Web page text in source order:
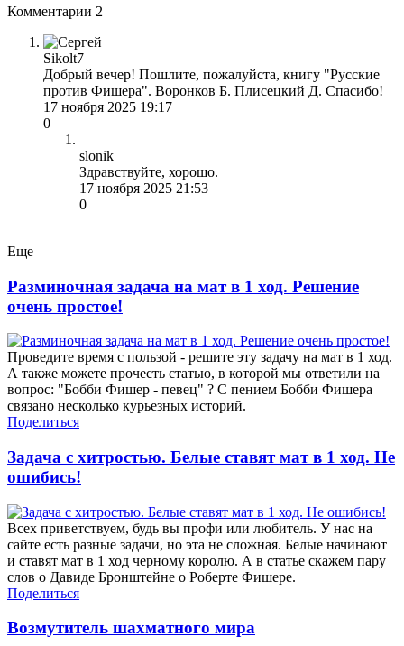
Комментарии 2
Sikolt7
Добрый вечер! Пошлите, пожалуйста, книгу "Русские
против Фишера". Воронков Б. Плисецкий Д. Спасибо!
17 ноября 2025 19:17
0
slonik
Здравствуйте, хорошо.
17 ноября 2025 21:53
0
Еще
Разминочная задача на мат в 1 ход. Решение
очень простое!
Проведите время с пользой - решите эту задачу на мат в 1 ход.
А также можете прочесть статью, в которой мы ответили на
вопрос: "Бобби Фишер - певец" ? С пением Бобби Фишера
связано несколько курьезных историй.
Поделиться
Задача с хитростью. Белые ставят мат в 1 ход. Не
ошибись!
Всех приветствуем, будь вы профи или любитель. У нас на
сайте есть разные задачи, но эта не сложная. Белые начинают
и ставят мат в 1 ход черному королю. А в статье скажем пару
слов о Давиде Бронштейне о Роберте Фишере.
Поделиться
Возмутитель шахматного мира